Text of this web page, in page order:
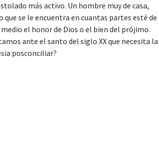
más activo. Un hombre muy de casa,
que se le encuentra en cuantas partes esté de
el honor de Dios o el bien del prójimo.
ante el santo del siglo XX que necesita la
posconciliar?